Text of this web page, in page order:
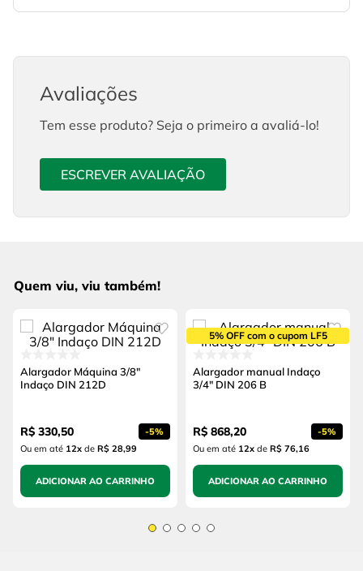
Avaliações
Tem esse produto? Seja o primeiro a avaliá-lo!
ESCREVER AVALIAÇÃO
Quem viu, viu também!
Alargador Máquina 3/8"
Indaço DIN 212D
R$ 330,50 -5%
Ou em até 12x de R$ 28,99
ADICIONAR AO CARRINHO
5% OFF com o cupom LF5
Alargador manual Indaço
3/4" DIN 206 B
R$ 868,20 -5%
Ou em até 12x de R$ 76,16
ADICIONAR AO CARRINHO